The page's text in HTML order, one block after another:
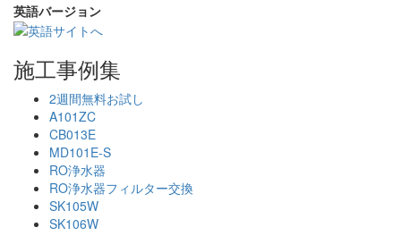
英語バージョン
施工事例集
2週間無料お試し
A101ZC
CB013E
MD101E-S
RO浄水器
RO浄水器フィルター交換
SK105W
SK106W